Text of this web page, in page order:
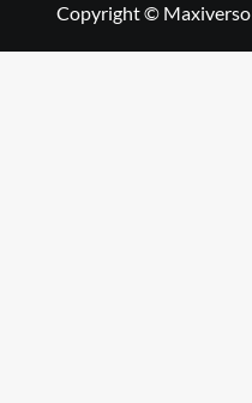
Copyright © Maxiverso